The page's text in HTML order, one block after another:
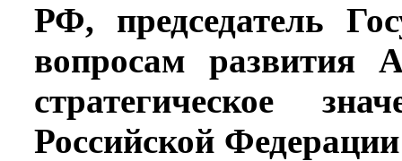
РФ, председатель
вопросам развития
стратегическое
Российской